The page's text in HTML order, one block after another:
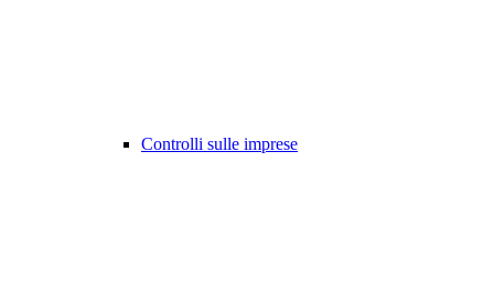
Controlli sulle imprese